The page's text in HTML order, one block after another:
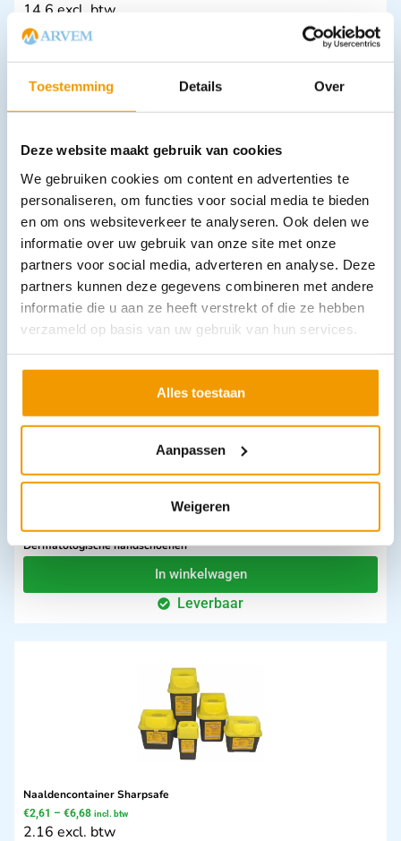
Toestemming Details Over
Deze website maakt gebruik van cookies
We gebruiken cookies om content en advertenties te
personaliseren, om functies voor social media te bieden
en om ons websiteverkeer te analyseren. Ook delen we
informatie over uw gebruik van onze site met onze
partners voor social media, adverteren en analyse. Deze
partners kunnen deze gegevens combineren met andere
informatie die u aan ze heeft verstrekt of die ze hebben
verzameld op basis van uw gebruik van hun services.
Alles toestaan
Aanpassen
Weigeren
14.6 excl. btw
Leverbaar
Laken, disposable. PP/Nonwoven afmeting 140 x 240 cm
6 excl. btw
In winkelwagen
Leverbaar
Dermatologische handschoenen
In winkelwagen
Leverbaar
Naaldencontainer Sharpsafe
€2,61 – €6,68 incl. btw
2.16 excl. btw